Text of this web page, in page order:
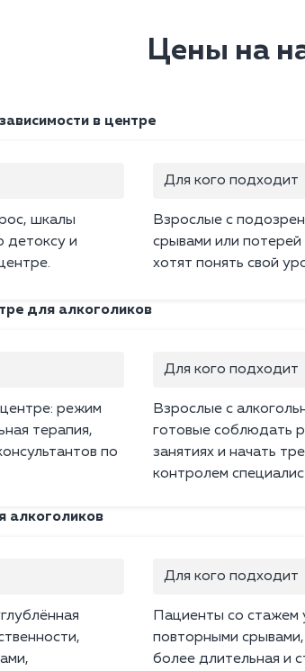
Цены на
в центре
шкалы
детоксу и
Для кого подходит
Взрослые с
срывами или
хотят понять свой
для алкоголиков
режим
терапия,
по
Для кого подходит
Взрослые с
готовые соблюдать
занятиях и начать
контролем
алкоголиков
Для кого подходит
Пациенты со стажем
повторными
более длительная и